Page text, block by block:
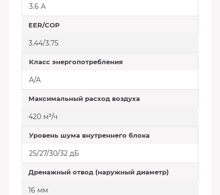
3.6 A
EER/COP
3.44/3.75
Класс энергопотребления
A/A
Максимальный расход воздуха
420 м³/ч
Уровень шума внутреннего блока
25/27/30/32 дБ
Дренажный отвод (наружный диаметр)
16 мм